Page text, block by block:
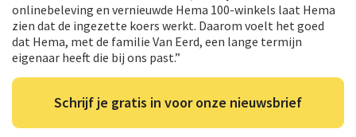
onlinebeleving en vernieuwde Hema 100-winkels laat Hema
zien dat de ingezette koers werkt. Daarom voelt het goed
dat Hema, met de familie Van Eerd, een lange termijn
eigenaar heeft die bij ons past.”
Schrijf je gratis in voor onze nieuwsbrief